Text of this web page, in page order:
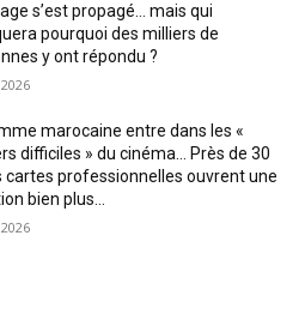
s’est propagé… mais qui
pourquoi des milliers de
y ont répondu ?
marocaine entre dans les «
difficiles » du cinéma… Près de 30
cartes professionnelles ouvrent une
bien plus...